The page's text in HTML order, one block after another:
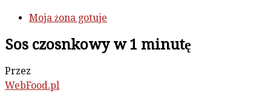
Moja żona gotuje
Sos czosnkowy w 1 minutę
Przez
WebFood.pl